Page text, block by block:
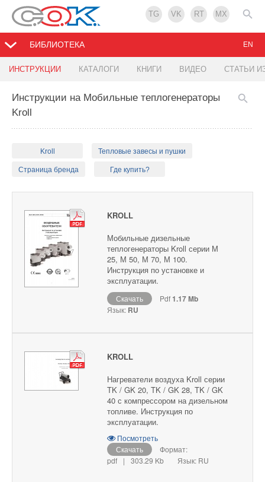
TG VK RT MX
БИБЛИОТЕКА
ИНСТРУКЦИИ КАТАЛОГИ КНИГИ ВИДЕО СТАТЬИ
EN
Инструкции на Мобильные теплогенераторы
Kroll
Kroll Тепловые завесы и пушки
Страница бренда Где купить?
KROLL
Мобильные дизельные
теплогенераторы Kroll серии М
25, М 50, М 70, М 100.
Инструкция по установке и
эксплуатации.
Скачать Pdf1.17 Mb
Язык: RU
KROLL
Нагреватели воздуха Kroll серии
TK / GK 20, TK / GK 28, TK / GK
40 с компрессором на дизельном
топливе. Инструкция по
эксплуатации.
Посмотреть
Скачать
Формат:
pdf
| 303.29 Kb Язык: RU